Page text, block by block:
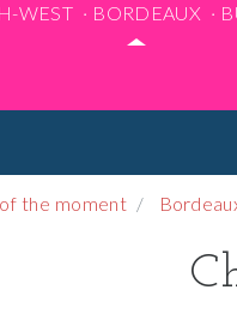
WEST BORDEAUX
the moment